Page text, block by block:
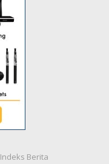
Indeks Berita